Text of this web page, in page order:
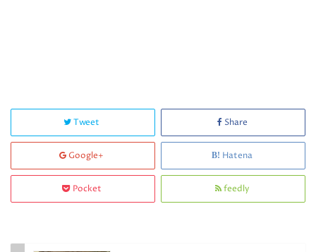
Tweet Share
Google+ Hatena
Pocket feedly